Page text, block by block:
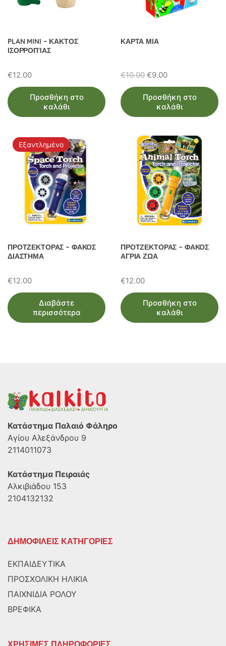
PLAN MINI – ΚΑΚΤΟΣ
ΙΣΟΡΡΟΠΊΑΣ
€12.00
Προσθήκη στο
καλάθι
ΚΑΡΤΑ ΜΙΑ
€10.00 Original
price
was:
€10.00.
€9.00Η
τρέχουσα
τιμή
είναι:
Προσθήκη στο
καλάθι
Εξαντλημένο
ΠΡΟΤΖΕΚΤΟΡΑΣ – ΦΑΚΟΣ
ΔΙΑΣΤΗΜΑ
€12.00
Διαβάστε
περισσότερα
ΠΡΟΤΖΕΚΤΟΡΑΣ – ΦΑΚΟΣ
ΑΓΡΙΑ ΖΩΑ
€12.00
Προσθήκη στο
καλάθι
Κατάστημα Παλαιό Φάληρο
Αγίου Αλεξάνδρου 9
2114011073
Κατάστημα Πειραιάς
Αλκιβιάδου 153
2104132132
ΔΗΜΟΦΙΛΕΙΣ ΚΑΤΗΓΟΡΙΕΣ
ΕΚΠΑΙΔΕΥΤΙΚΑ
ΠΡΟΣΧΟΛΙΚΗ ΗΛΙΚΙΑ
ΠΑΙΧΝΙΔΙΑ ΡΟΛΟΥ
ΒΡΕΦΙΚΑ
ΧΡΗΣΙΜΕΣ ΠΛΗΡΟΦΟΡΙΕΣ